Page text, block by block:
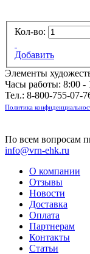
Кол-во:
Добавить
Элементы
Часы работы: 8:00 -
Тел.: 8-800-755-07-
Политика
По всем вопросам
info@vrn-ehk.ru
О компании
Отзывы
Новости
Доставка
Оплата
Партнерам
Контакты
Статьи